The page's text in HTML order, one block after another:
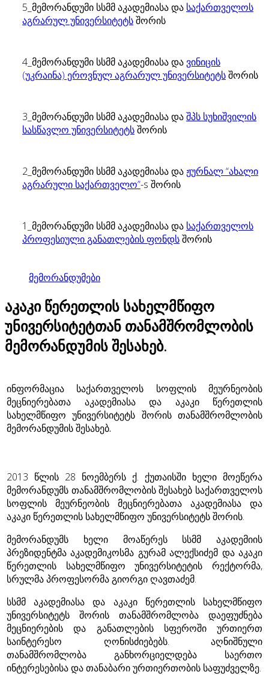
5_მემორანდუმი სსმმ აკადემიასა და საქართველოს
აგრარულ უნივერსიტეტსშორის
4_მემორანდუმი სსმმ აკადემიასა და ვინიცის
(უკრაინა) ეროვნულ აგრარულ უნივერსიტეტსშორის
3_მემორანდუმი სსმმ აკადემიასა დაშპს სუხიშვილის
სასწავლო უნივერსიტეტსშორის
2_მემორანდუმი სსმმ აკადემიასა და ჟურნალ “ახალი
აგრარული საქართველო”-s შორის
1_მემორანდუმი სსმმ აკადემიასა და საქართველოს
პროფესიული განათლების ფონდსშორის
მემორანდუმები
აკაკი წერეთლის სახელმწიფო
უნივერსიტეტთან თანამშრომლობის
მემორანდუმის შესახებ.
ინფორმაცია საქართველოს სოფლის მეურნეობის
მეცნიერებათა აკადემიასა და აკაკი წერეთლის
სახელმწიფო უნივერსიტეტს შორის თანამშრომლობის
მემორანდუმის შესახებ.
2013 წლის 28 ნოემბერს ქ. ქუთაისში ხელი მოეწერა
მემორანდუმს თანამშრომლობის შესახებ საქართველოს
სოფლის მეურნეობის მეცნიერებათა აკადემიასა და
აკაკი წერეთლის სახელმწიფო უნივერსიტეტს შორის.
მემორანდუმს ხელი მოაწერეს სსმმ აკადემიის
პრეზიდენტმა აკადემიკოსმა გურამ ალექსიძემ და აკაკი
წერეთლის სახელმწიფო უნივერსიტეტის რექტორმა,
სრულმა პროფესორმა გიორგი ღავთაძემ.
სსმმ აკადემიასა და აკაკი წერეთლის სახელმწიფო
უნივერსიტეტს შორის თანამშრომლობა დაეფუძნება
მეცნიერების და განათლების სფეროში ურთიერთ
საინტერესო ღონისძიებებს. აღნიშნული
თანამშრომლობა განხორციელდება საერთო
ინტერესებისა და თანაბარი ურთიერთობის საფუძველზე.